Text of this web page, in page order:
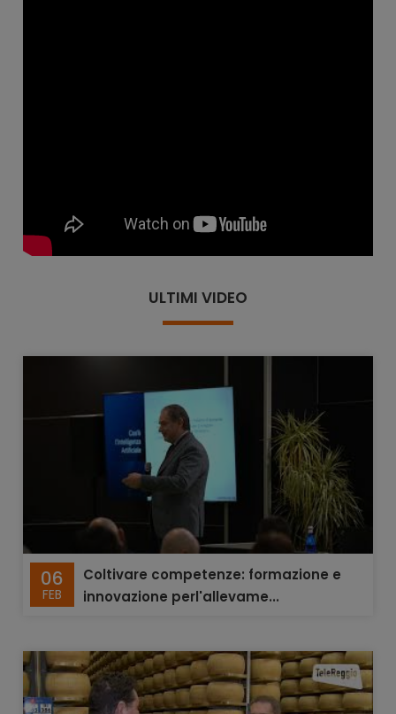
ULTIMI VIDEO
06
FEB
Coltivare competenze: formazione e
innovazione perl'allevame...